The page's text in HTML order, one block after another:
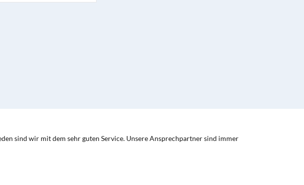
sind wir mit dem sehr guten Service. Unsere Ansprechpartner sind immer